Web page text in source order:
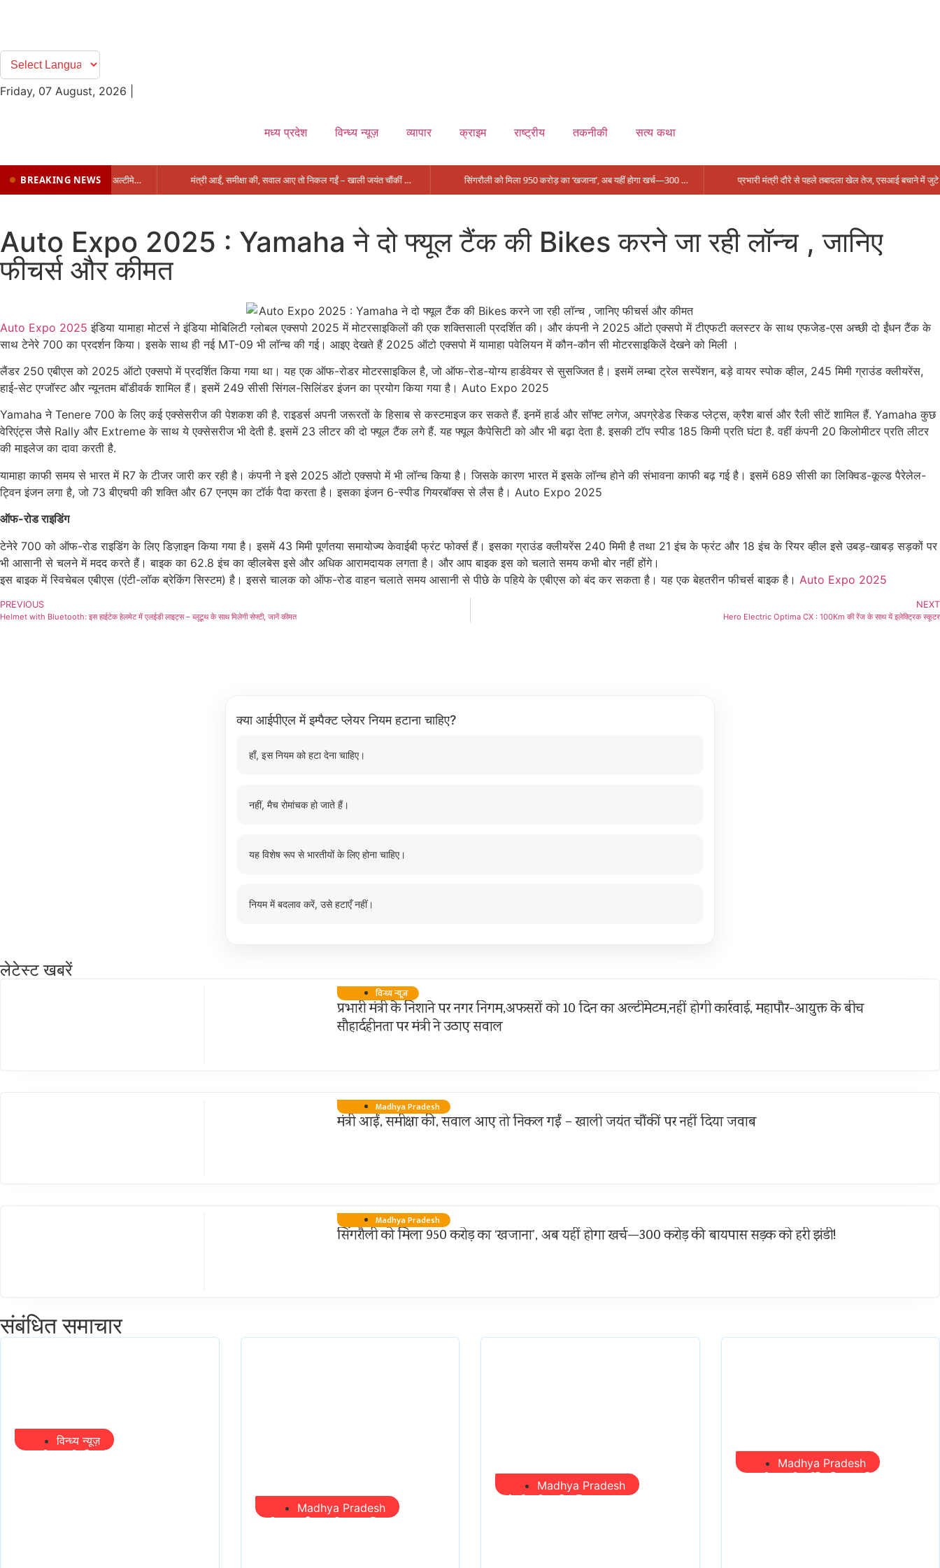
Friday, 07 August, 2026
मध्य प्रदेश विन्ध्य न्यूज़ व्यापार क्राइम राष्ट्रीय तकनीकी सत्य कथा
BREAKING NEWS प्रभारी मंत्री के निशाने पर नगर निगम,अफसरों को 10 दिन का अल्टीमेटम,नहीं होगी कार्रवाई, महापौर-आयुक्त के बीच सौहार्दहीनता पर मंत्री ने उठाए सवाल मंत्री आईं, समीक्षा की, सवाल आए तो निकल गईं – खाली जयंत चौंकीं पर नहीं दिया जवाब सिंगरौली को मिला 950 करोड़ का ‘खजाना’, अब यहीं होगा खर्च—300 करोड़ की बायपास सड़क को हरी झंडी! प्रभारी मंत्री दौरे से पहले तबादला खेल तेज, एसआई बचाने में जुटे बड़े चेहरे, 10 लाख के रिचार्ज का खेल और 22 दिन से चौकी खाली
Auto Expo 2025 : Yamaha ने दो फ्यूल टैंक की Bikes करने जा रही लॉन्च , जानिए
फीचर्स और कीमत
Auto Expo 2025 इंडिया यामाहा मोटर्स ने इंडिया मोबिलिटी ग्लोबल एक्सपो 2025 में मोटरसाइकिलों की एक शक्तिसाली प्रदर्शित की। और कंपनी ने 2025 ऑटो एक्सपो में टीएफटी क्लस्टर के साथ एफजेड-एस अच्छी दो ईंधन टैंक के
साथ टेनेरे 700 का प्रदर्शन किया। इसके साथ ही नई MT-09 भी लॉन्च की गई। आइए देखते हैं 2025 ऑटो एक्सपो में यामाहा पवेलियन में कौन-कौन सी मोटरसाइकिलें देखने को मिली ।
लैंडर 250 एबीएस को 2025 ऑटो एक्सपो में प्रदर्शित किया गया था। यह एक ऑफ-रोडर मोटरसाइकिल है, जो ऑफ-रोड-योग्य हार्डवेयर से सुसज्जित है। इसमें लम्बा ट्रेल सस्पेंशन, बड़े वायर स्पोक व्हील, 245 मिमी ग्राउंड क्लीयरेंस,
हाई-सेट एग्जॉस्ट और न्यूनतम बॉडीवर्क शामिल हैं। इसमें 249 सीसी सिंगल-सिलिंडर इंजन का प्रयोग किया गया है। Auto Expo 2025
Yamaha ने Tenere 700 के लिए कई एक्सेसरीज की पेशकश की है. राइडर्स अपनी जरूरतों के हिसाब से कस्टमाइज कर सकते हैं. इनमें हार्ड और सॉफ्ट लगेज, अपग्रेडेड स्किड प्लेट्स, क्रैश बार्स और रैली सीटें शामिल हैं. Yamaha कुछ
वेरिएंट्स जैसे Rally और Extreme के साथ ये एक्सेसरीज भी देती है. इसमें 23 लीटर की दो फ्यूल टैंक लगे हैं. यह फ्यूल कैपेसिटी को और भी बढ़ा देता है. इसकी टॉप स्पीड 185 किमी प्रति घंटा है. वहीं कंपनी 20 किलोमीटर प्रति लीटर
की माइलेज का दावा करती है.
यामाहा काफी समय से भारत में R7 के टीजर जारी कर रही है। कंपनी ने इसे 2025 ऑटो एक्सपो में भी लॉन्च किया है। जिसके कारण भारत में इसके लॉन्च होने की संभावना काफी बढ़ गई है। इसमें 689 सीसी का लिक्विड-कूल्ड पैरेलेल-
ट्विन इंजन लगा है, जो 73 बीएचपी की शक्ति और 67 एनएम का टॉर्क पैदा करता है। इसका इंजन 6-स्पीड गियरबॉक्स से लैस है। Auto Expo 2025
ऑफ-रोड राइडिंग
टेनेरे 700 को ऑफ-रोड राइडिंग के लिए डिज़ाइन किया गया है। इसमें 43 मिमी पूर्णतया समायोज्य केवाईबी फ्रंट फोर्क्स हैं। इसका ग्राउंड क्लीयरेंस 240 मिमी है तथा 21 इंच के फ्रंट और 18 इंच के रियर व्हील इसे उबड़-खाबड़ सड़कों पर
भी आसानी से चलने में मदद करते हैं। बाइक का 62.8 इंच का व्हीलबेस इसे और अधिक आरामदायक लगता है। और आप बाइक इस को चलाते समय कभी बोर नहीं होंगे।
इस बाइक में स्विचेबल एबीएस (एंटी-लॉक ब्रेकिंग सिस्टम) है। इससे चालक को ऑफ-रोड वाहन चलाते समय आसानी से पीछे के पहिये के एबीएस को बंद कर सकता है। यह एक बेहतरीन फीचर्स बाइक है। Auto Expo 2025
PREVIOUS
Helmet with Bluetooth: इस हाईटेक हेलमेट में एलईडी लाइट्स – ब्लूटूथ के साथ मिलेगी सेफ्टी, जानें कीमत
NEXT
Hero Electric Optima CX : 100Km की रेंज के साथ यें इलेक्ट्रिक स्कूटर
क्या आईपीएल में इम्पैक्ट प्लेयर नियम हटाना चाहिए?
हाँ, इस नियम को हटा देना चाहिए।
नहीं, मैच रोमांचक हो जाते हैं।
यह विशेष रूप से भारतीयों के लिए होना चाहिए।
नियम में बदलाव करें, उसे हटाएँ नहीं।
लेटेस्ट खबरें
विन्ध्य न्यूज़
प्रभारी मंत्री के निशाने पर नगर निगम,अफसरों को 10 दिन का अल्टीमेटम,नहीं होगी कार्रवाई, महापौर-आयुक्त के बीच
सौहार्दहीनता पर मंत्री ने उठाए सवाल
Madhya Pradesh
मंत्री आईं, समीक्षा की, सवाल आए तो निकल गईं – खाली जयंत चौंकीं पर नहीं दिया जवाब
Madhya Pradesh
सिंगरौली को मिला 950 करोड़ का ‘खजाना’, अब यहीं होगा खर्च—300 करोड़ की बायपास सड़क को हरी झंडी!
संबंधित समाचार
विन्ध्य न्यूज़
Madhya Pradesh
Madhya Pradesh
Madhya Pradesh